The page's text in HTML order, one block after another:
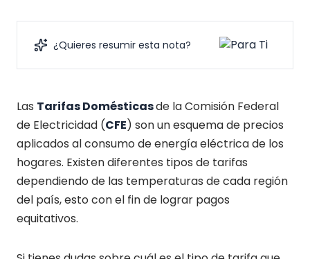
¿Quieres resumir esta nota?
Las Tarifas Domésticasde la Comisión Federal
de Electricidad (CFE) son un esquema de precios
aplicados al consumo de energía eléctrica de los
hogares. Existen diferentes tipos de tarifas
dependiendo de las temperaturas de cada región
del país, esto con el fin de lograr pagos
equitativos.